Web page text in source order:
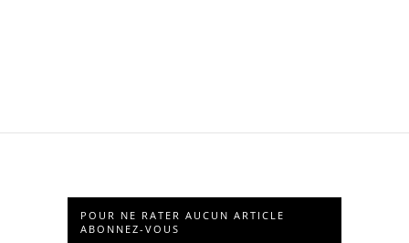
POUR NE RATER AUCUN ARTICLE
ABONNEZ-VOUS